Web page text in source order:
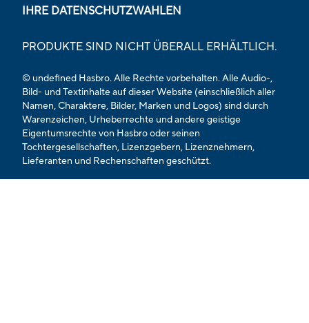
IHRE DATENSCHUTZWAHLEN
PRODUKTE SIND NICHT ÜBERALL ERHÄLTLICH.
© undefined Hasbro. Alle Rechte vorbehalten. Alle Audio-,
Bild- und Textinhalte auf dieser Website (einschließlich aller
Namen, Charaktere, Bilder, Marken und Logos) sind durch
Warenzeichen, Urheberrechte und andere geistige
Eigentumsrechte von Hasbro oder seinen
Tochtergesellschaften, Lizenzgebern, Lizenznehmern,
Lieferanten und Rechenschaften geschützt.